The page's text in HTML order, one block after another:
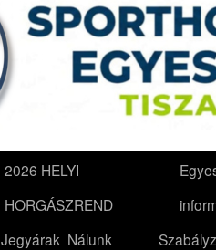
2026 HELYI
HORGÁSZREND
Jegyárak Nálunk